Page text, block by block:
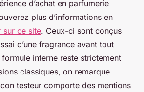
d’achat en parfumerie
plus d’informations en
sur ce site. Ceux-ci sont conçus
d’une fragrance avant tout
interne reste strictement
classiques, on remarque
testeur comporte des mentions